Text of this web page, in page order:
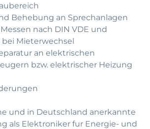
Behebung an Sprechanlagen
nach DIN VDE und
Mieterwechsel
an elektrischen
bzw. elektrischer Heizung
und in Deutschland anerkannte
als Elektroniker fur Energie- und